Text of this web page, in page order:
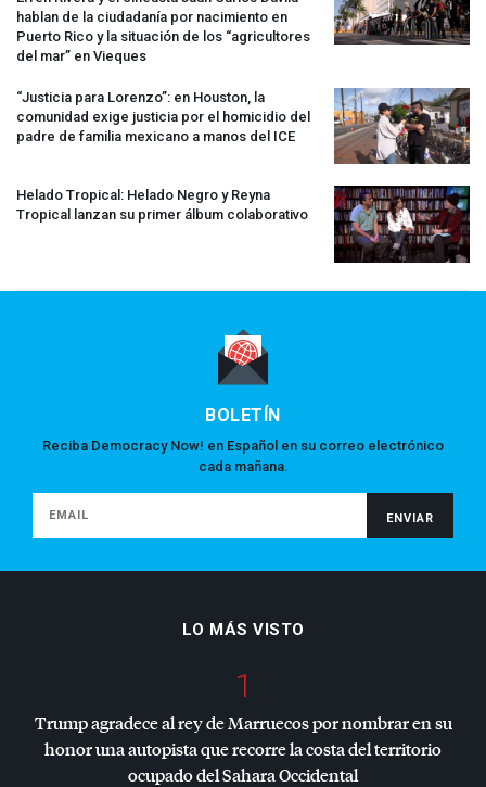
hablan de la ciudadanía por nacimiento en
Puerto Rico y la situación de los “agricultores
del mar” en Vieques
“Justicia para Lorenzo”: en Houston, la
comunidad exige justicia por el homicidio del
padre de familia mexicano a manos del ICE
Helado Tropical: Helado Negro y Reyna
Tropical lanzan su primer álbum colaborativo
BOLETÍN
Reciba Democracy Now! en Español en su correo electrónico
cada mañana.
LO MÁS VISTO
1
Trump agradece al rey de Marruecos por nombrar en su
honor una autopista que recorre la costa del territorio
ocupado del Sahara Occidental